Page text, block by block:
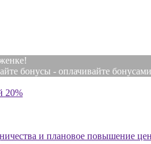
бонусы - оплачивайте
20%
и плановое повышение